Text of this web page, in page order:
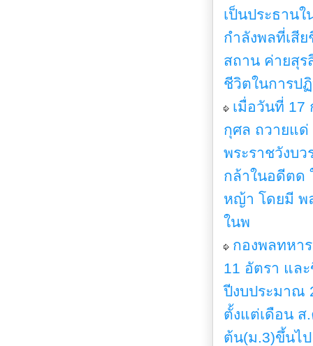
เป็นประธาน
กำลังพลที่เสี
สถาน ค่ายสุร
ชีวิตในการป
เมื่อวันที่ 17
กุศล ถวายแด่
พระราชวังบ
กล้าในอดีตด
หญ้า โดยมี พ
ในพ
กองพลทหา
11 อัตรา แล
ปีงบประมาณ
ตั้งแต่เดือน ส
ต้น(ม.3)ขึ้นไ